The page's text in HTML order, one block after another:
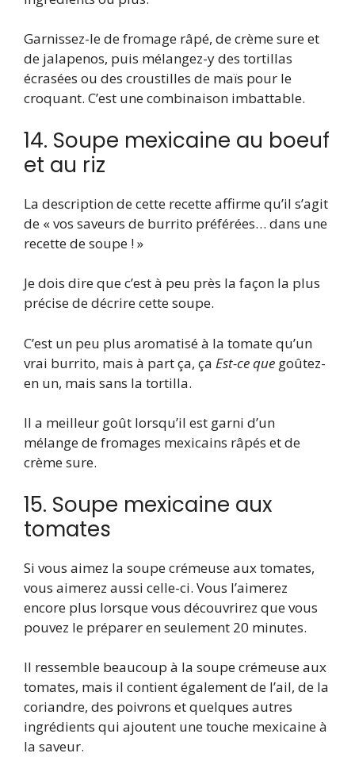
Garnissez-le de fromage râpé, de crème sure et
de jalapenos, puis mélangez-y des tortillas
écrasées ou des croustilles de maïs pour le
croquant. C’est une combinaison imbattable.
14. Soupe mexicaine au boeuf
et au riz
La description de cette recette affirme qu’il s’agit
de « vos saveurs de burrito préférées… dans une
recette de soupe ! »
Je dois dire que c’est à peu près la façon la plus
précise de décrire cette soupe.
C’est un peu plus aromatisé à la tomate qu’un
vrai burrito, mais à part ça, ça Est-ce que goûtez-
en un, mais sans la tortilla.
Il a meilleur goût lorsqu’il est garni d’un
mélange de fromages mexicains râpés et de
crème sure.
15. Soupe mexicaine aux
tomates
Si vous aimez la soupe crémeuse aux tomates,
vous aimerez aussi celle-ci. Vous l’aimerez
encore plus lorsque vous découvrirez que vous
pouvez le préparer en seulement 20 minutes.
Il ressemble beaucoup à la soupe crémeuse aux
tomates, mais il contient également de l’ail, de la
coriandre, des poivrons et quelques autres
ingrédients qui ajoutent une touche mexicaine à
la saveur.